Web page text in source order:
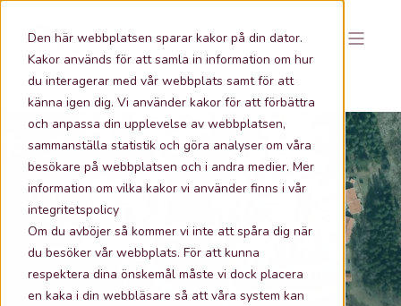
Den här webbplatsen sparar kakor på din dator.
Kakor används för att samla in information om hur
du interagerar med vår webbplats samt för att
känna igen dig. Vi använder kakor för att förbättra
och anpassa din upplevelse av webbplatsen,
sammanställa statistik och göra analyser om våra
besökare på webbplatsen och i andra medier. Mer
information om vilka kakor vi använder finns i vår
integritetspolicy
Om du avböjer så kommer vi inte att spåra dig när
du besöker vår webbplats. För att kunna
respektera dina önskemål måste vi dock placera
en kaka i din webbläsare så att våra system kan
2022-04-19 11:53 1 min lästid
Ge hela organisationen tillgång till
uppdaterad geodata i ArcGIS